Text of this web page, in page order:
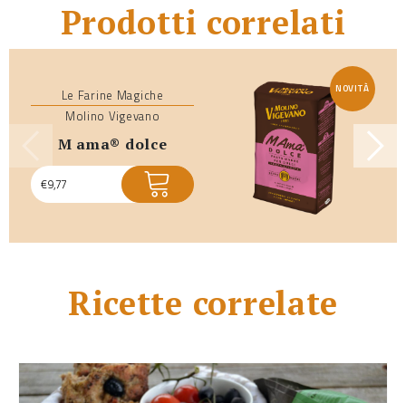
Prodotti correlati
Le Farine Magiche
Molino Vigevano
m ama® dolce
€9,77
NOVITÀ
Ricette correlate